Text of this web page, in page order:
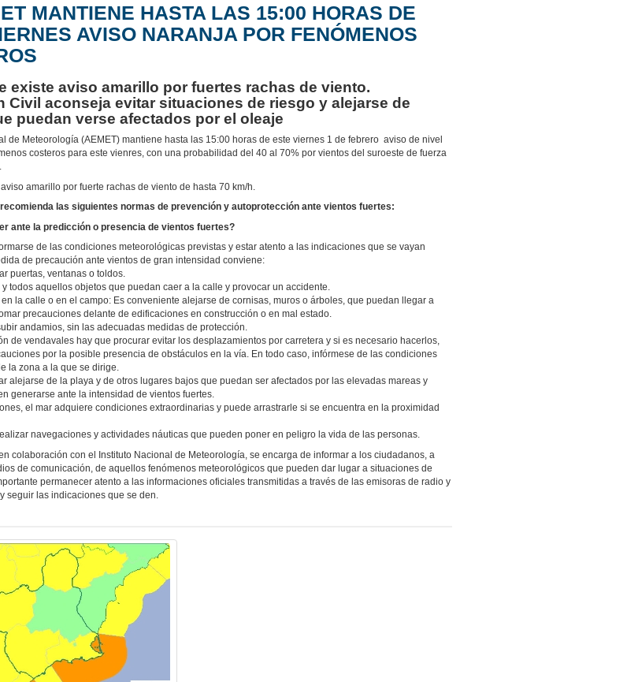
MANTIENE HASTA LAS 15:00 HORAS DE
AVISO NARANJA POR FENÓMENOS
existe aviso amarillo por fuertes rachas de viento.
Civil aconseja evitar situaciones de riesgo y alejarse de
puedan verse afectados por el oleaje
de Meteorología (AEMET) mantiene hasta las 15:00 horas de este viernes 1 de febrero aviso de nivel
costeros para este vienres, con una probabilidad del 40 al 70% por vientos del suroeste de fuerza
amarillo por fuerte rachas de viento de hasta 70 km/h.
las siguientes normas de prevención y autoprotección ante vientos fuertes:
ante la predicción o presencia de vientos fuertes?
de las condiciones meteorológicas previstas y estar atento a las indicaciones que se vayan
de precaución ante vientos de gran intensidad conviene:
puertas, ventanas o toldos.
y todos aquellos objetos que puedan caer a la calle y provocar un accidente.
en la calle o en el campo: Es conveniente alejarse de cornisas, muros o árboles, que puedan llegar a
precauciones delante de edificaciones en construcción o en mal estado.
andamios, sin las adecuadas medidas de protección.
de vendavales hay que procurar evitar los desplazamientos por carretera y si es necesario hacerlos,
por la posible presencia de obstáculos en la vía. En todo caso, infórmese de las condiciones
la zona a la que se dirige.
alejarse de la playa y de otros lugares bajos que puedan ser afectados por las elevadas mareas y
generarse ante la intensidad de vientos fuertes.
el mar adquiere condiciones extraordinarias y puede arrastrarle si se encuentra en la proximidad
navegaciones y actividades náuticas que pueden poner en peligro la vida de las personas.
colaboración con el Instituto Nacional de Meteorología, se encarga de informar a los ciudadanos, a
de comunicación, de aquellos fenómenos meteorológicos que pueden dar lugar a situaciones de
permanecer atento a las informaciones oficiales transmitidas a través de las emisoras de radio y
seguir las indicaciones que se den.